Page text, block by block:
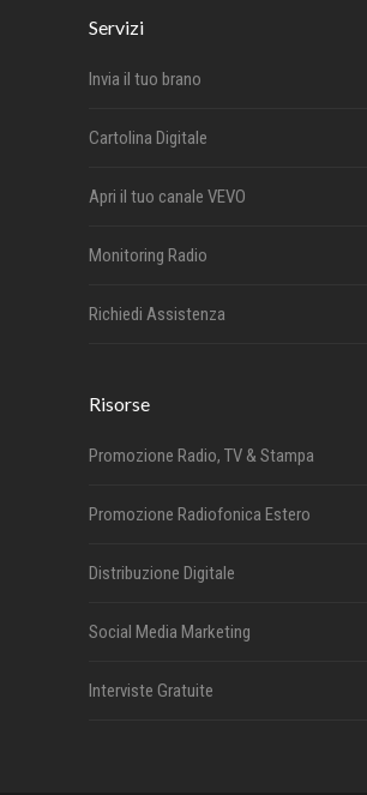
Servizi
Invia il tuo brano
Cartolina Digitale
Apri il tuo canale VEVO
Monitoring Radio
Richiedi Assistenza
Risorse
Promozione Radio, TV & Stampa
Promozione Radiofonica Estero
Distribuzione Digitale
Social Media Marketing
Interviste Gratuite